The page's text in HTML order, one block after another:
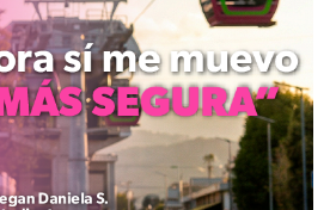
Molina Aguilar puntualizó
galardonados impulsa a la
a dar continuidad a su formación
aulas para el desarrollo de la